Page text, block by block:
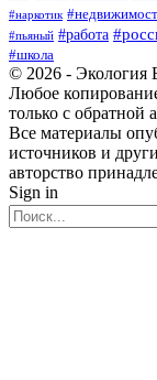
#наркотик
#пьяный #работа
#школа
© 2026 - Экология
Любое
только с обратной
Все материалы
источников и
авторство
Sign in